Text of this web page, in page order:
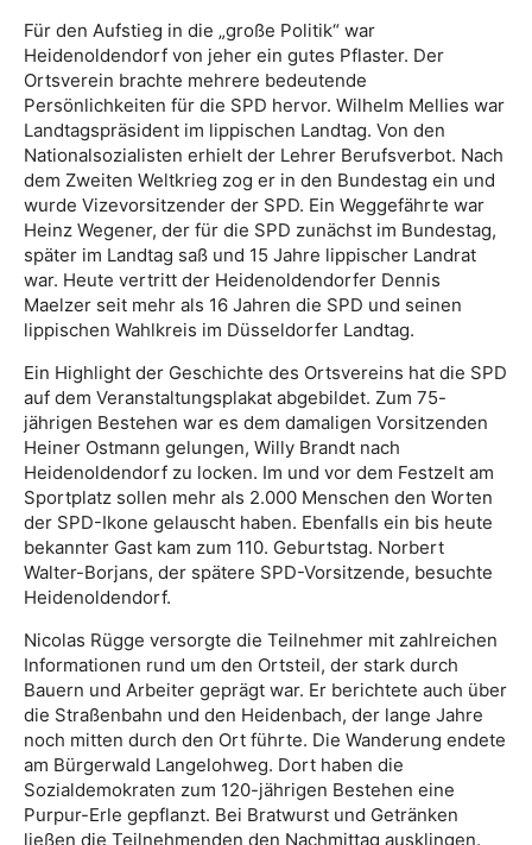
Für den Aufstieg in die „große Politik“ war
Heidenoldendorf von jeher ein gutes Pflaster. Der
Ortsverein brachte mehrere bedeutende
Persönlichkeiten für die SPD hervor. Wilhelm Mellies war
Landtagspräsident im lippischen Landtag. Von den
Nationalsozialisten erhielt der Lehrer Berufsverbot. Nach
dem Zweiten Weltkrieg zog er in den Bundestag ein und
wurde Vizevorsitzender der SPD. Ein Weggefährte war
Heinz Wegener, der für die SPD zunächst im Bundestag,
später im Landtag saß und 15 Jahre lippischer Landrat
war. Heute vertritt der Heidenoldendorfer Dennis
Maelzer seit mehr als 16 Jahren die SPD und seinen
lippischen Wahlkreis im Düsseldorfer Landtag.
Ein Highlight der Geschichte des Ortsvereins hat die SPD
auf dem Veranstaltungsplakat abgebildet. Zum 75-
jährigen Bestehen war es dem damaligen Vorsitzenden
Heiner Ostmann gelungen, Willy Brandt nach
Heidenoldendorf zu locken. Im und vor dem Festzelt am
Sportplatz sollen mehr als 2.000 Menschen den Worten
der SPD-Ikone gelauscht haben. Ebenfalls ein bis heute
bekannter Gast kam zum 110. Geburtstag. Norbert
Walter-Borjans, der spätere SPD-Vorsitzende, besuchte
Heidenoldendorf.
Nicolas Rügge versorgte die Teilnehmer mit zahlreichen
Informationen rund um den Ortsteil, der stark durch
Bauern und Arbeiter geprägt war. Er berichtete auch über
die Straßenbahn und den Heidenbach, der lange Jahre
noch mitten durch den Ort führte. Die Wanderung endete
am Bürgerwald Langelohweg. Dort haben die
Sozialdemokraten zum 120-jährigen Bestehen eine
Purpur-Erle gepflanzt. Bei Bratwurst und Getränken
ließen die Teilnehmenden den Nachmittag ausklingen.